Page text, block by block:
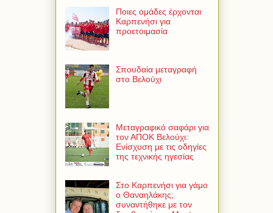
Ποιες ομάδες έρχονται
Καρπενήσι για
προετοιμασία
Σπουδαία μεταγραφή
στο Βελούχι
Μεταγραφικό σαφάρι για
τον ΑΠΟΚ Βελούχι:
Ενίσχυση με τις οδηγίες
της τεχνικής ηγεσίας
Στο Καρπενήσι για γάμο
ο Θαναηλάκης,
συναντήθηκε με τον